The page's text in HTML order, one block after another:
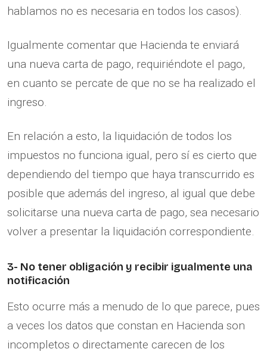
hablamos no es necesaria en todos los casos).
Igualmente comentar que Hacienda te enviará
una nueva carta de pago, requiriéndote el pago,
en cuanto se percate de que no se ha realizado el
ingreso.
En relación a esto, la liquidación de todos los
impuestos no funciona igual, pero sí es cierto que
dependiendo del tiempo que haya transcurrido es
posible que además del ingreso, al igual que debe
solicitarse una nueva carta de pago, sea necesario
volver a presentar la liquidación correspondiente.
3- No tener obligación y recibir igualmente una
notificación
Esto ocurre más a menudo de lo que parece, pues
a veces los datos que constan en Hacienda son
incompletos o directamente carecen de los